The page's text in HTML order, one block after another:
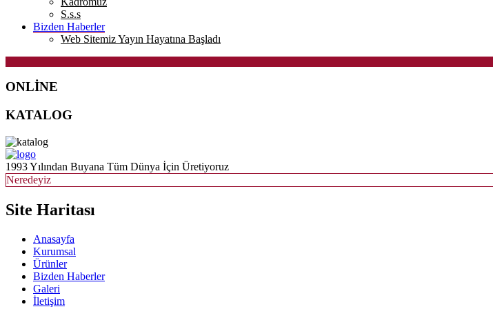
S.s.s
Bizden Haberler
Web Sitemiz Yayın Hayatına Başladı
ONLİNE
KATALOG
1993 Yılından Buyana Tüm Dünya İçin Üretiyoruz
Neredeyiz
Site Haritası
Anasayfa
Kurumsal
Ürünler
Bizden Haberler
Galeri
İletişim